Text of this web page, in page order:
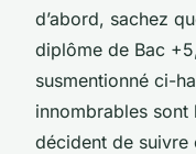
d’abord, sachez
diplôme de Bac
susmentionné ci-
innombrables sont
décident de suivre